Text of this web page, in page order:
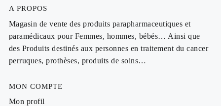
A PROPOS
Magasin de vente des produits parapharmaceutiques et
paramédicaux pour Femmes, hommes, bébés… Ainsi que
des Produits destinés aux personnes en traitement du cancer
perruques, prothèses, produits de soins…
MON COMPTE
Mon profil